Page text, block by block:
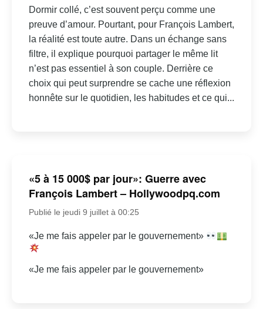
Dormir collé, c’est souvent perçu comme une
preuve d’amour. Pourtant, pour François Lambert,
la réalité est toute autre. Dans un échange sans
filtre, il explique pourquoi partager le même lit
n’est pas essentiel à son couple. Derrière ce
choix qui peut surprendre se cache une réflexion
honnête sur le quotidien, les habitudes et ce qui...
«5 à 15 000$ par jour»: Guerre avec
François Lambert – Hollywoodpq.com
Publié le jeudi 9 juillet à 00:25
«Je me fais appeler par le gouvernement»
«Je me fais appeler par le gouvernement»